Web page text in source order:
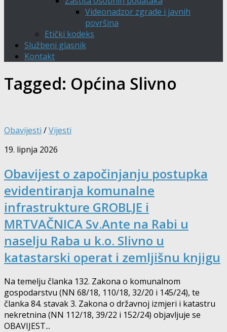
Videonadzor zgrade i javnih
površina
Etički kodeks
Službeni glasnik
Kontakt
Tagged: Općina Slivno
Obavijesti /Vijesti
19. lipnja 2026
Obavijest o započinjanju postupka
evidentiranja komunalne
infrastrukture GROBLJE i
MRTVAČNICA Sv.Ante na Rabi u
naselju Raba u k.o. Slivno u
katastarski operat i zemljišnu knjigu
Na temelju članka 132. Zakona o komunalnom
gospodarstvu (NN 68/18, 110/18, 32/20 i 145/24), te
članka 84. stavak 3. Zakona o državnoj izmjeri i katastru
nekretnina (NN 112/18, 39/22 i 152/24) objavljuje se
OBAVIJEST...